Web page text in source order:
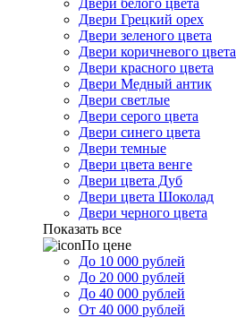
Двери белого цвета
Двери Грецкий орех
Двери зеленого цвета
Двери коричневого цвета
Двери красного цвета
Двери Медный антик
Двери светлые
Двери серого цвета
Двери синего цвета
Двери темные
Двери цвета венге
Двери цвета Дуб
Двери цвета Шоколад
Двери черного цвета
Показать все
По цене
До 10 000 рублей
До 20 000 рублей
До 40 000 рублей
От 40 000 рублей